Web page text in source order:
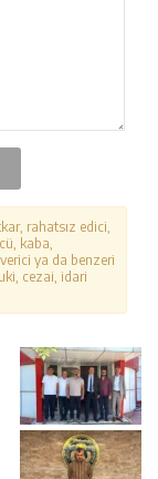
rahatsız edici,
kaba,
ya da benzeri
cezai, idari